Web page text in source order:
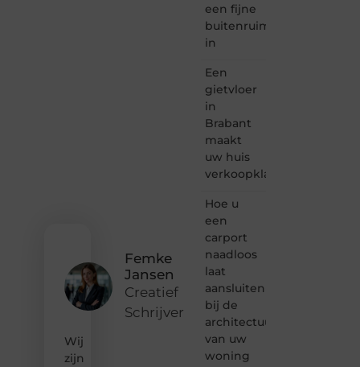
Femke
Jansen
Creatief
Schrijver
Wij
zijn
een fijne
buitenruimte
in
Een
gietvloer
in
Brabant
maakt
uw huis
verkoopklaar
Hoe u
een
carport
naadloos
laat
aansluiten
bij de
architectuur
van uw
woning